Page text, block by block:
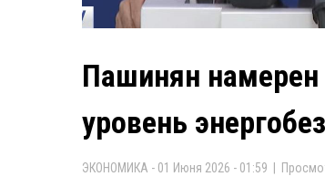
Пашинян
уровень
ЭКОНОМИКА - 01 Июня 2026 - 01:59 |